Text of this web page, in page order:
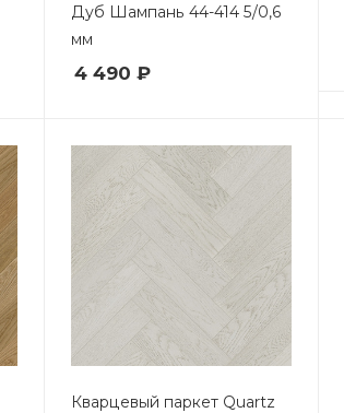
Дуб Шампань 44-414 5/0,6
мм
4 490 ₽
Кварцевый паркет Quartz